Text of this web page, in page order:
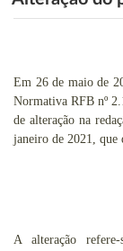
Em 26 de maio de
Normativa RFB nº
de alteração na
janeiro de 2021,
A alteração